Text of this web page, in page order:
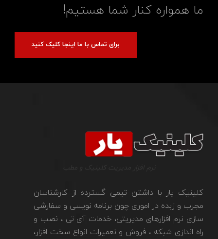
ما همواره کنار شما هستیم!
برای تماس با ما اینجا کلیک کنید
کلینیک یار با داشتن تیمی گسترده از کارشناسان
مجرب و زبده در اموری چون برنامه نویسی و سفارشی
سازی نرم افزارهای مدیریتی، خدمات آی تی ، نصب و
راه اندازی شبکه ، فروش و تعمیرات انواع سخت افزار،